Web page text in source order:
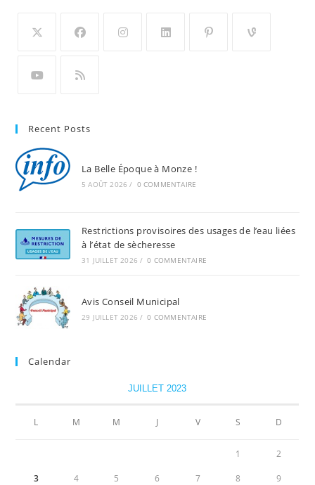
Recent Posts
La Belle Époque à Monze !
5 AOÛT 2026 / 0 COMMENTAIRE
Restrictions provisoires des usages de l’eau liées
à l’état de sècheresse
31 JUILLET 2026 / 0 COMMENTAIRE
Avis Conseil Municipal
29 JUILLET 2026 / 0 COMMENTAIRE
Calendar
JUILLET 2023
L M M J V S D
1 2
3 4 5 6 7 8 9